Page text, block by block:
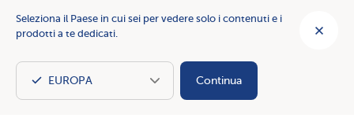
Seleziona il Paese in cui sei per vedere solo i contenuti e i
prodotti a te dedicati.
Continua